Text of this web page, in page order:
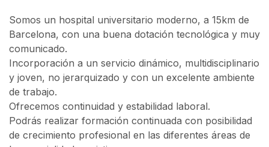
Somos un hospital universitario moderno, a 15km de
Barcelona, con una buena dotación tecnológica y muy
comunicado.
Incorporación a un servicio dinámico, multidisciplinario
y joven, no jerarquizado y con un excelente ambiente
de trabajo.
Ofrecemos continuidad y estabilidad laboral.
Podrás realizar formación continuada con posibilidad
de crecimiento profesional en las diferentes áreas de